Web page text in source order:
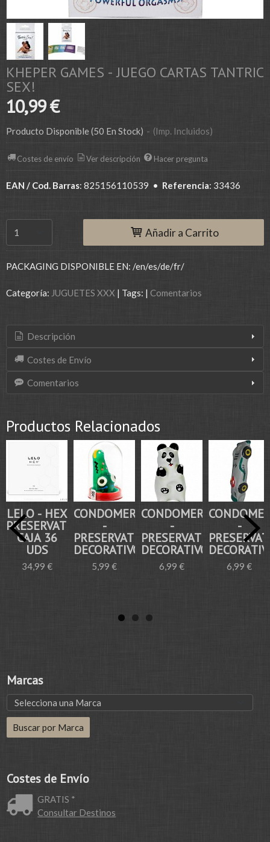
Marcas
Costes de Envío
GRATIS *
Consultar Destinos
KHEPER GAMES - JUEGO CARTAS TANTRIC
SEX!
10,99 €
Producto Disponible(50 En Stock) - (Imp. Incluidos)
Costes de envío Ver descripción Hacer pregunta
EAN / Cod. Barras: 825156110539 • Referencia: 33436
Añadir a Carrito
PACKAGING DISPONIBLE EN: /en/es/de/fr/
Categoría: JUGUETES XXX | Tags: | Comentarios
Descripción
Costes de Envío
Comentarios
Productos Relacionados
LELO - HEX
PRESERVATIVO
CAJA 36
UDS
34,99 €
CONDOMERIE
-
PRESERVATIVO
DECORATIVO...
5,99 €
CONDOMERIE
-
PRESERVATIVO
DECORATIVO...
6,99 €
-
6,99 €